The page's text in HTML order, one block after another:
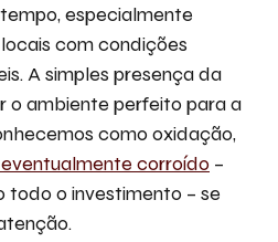
especialmente
com condições
A simples presença da
o ambiente perfeito para a
como oxidação,
corroído –
o investimento – se